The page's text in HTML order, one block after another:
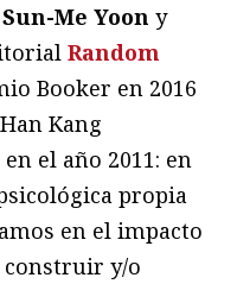
Sun-Me Yoon y
Random
Booker en 2016
Kang
en el año 2011: en
propia
en el impacto
construir y/o